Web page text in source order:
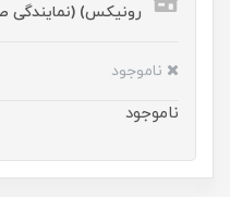
رونیکس) (نمایندگی
ناموجود
ناموجود